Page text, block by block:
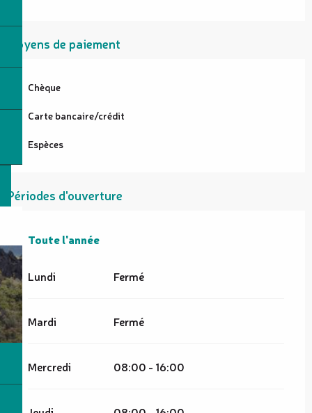
Moyens de paiement
Chèque
Carte bancaire/crédit
Espèces
Périodes d'ouverture
Toute l'année
Toute l'année
Lundi Fermé
Mardi Fermé
Mercredi 08:00 - 16:00